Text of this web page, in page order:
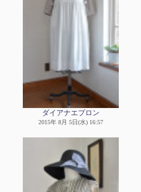
ダイアナエプロン
2015年 8月 5日(水) 16:57